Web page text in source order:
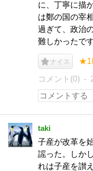
に、丁寧に描
は鄭の国の宰
過ぎて、政治
難しかったで
ナイス
コメント(0)
taki
子産が改革を
謡った。しか
れは子産を讃